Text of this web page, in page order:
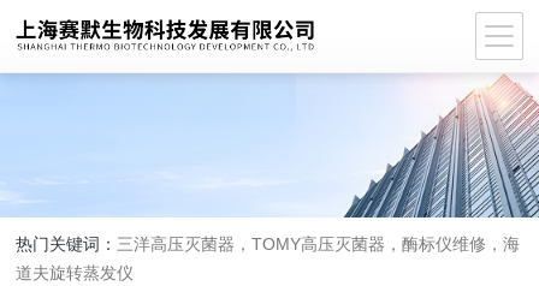
热门关键词： 三洋高压灭菌器，TOMY高压灭菌器，酶标仪维修，海
道夫旋转蒸发仪